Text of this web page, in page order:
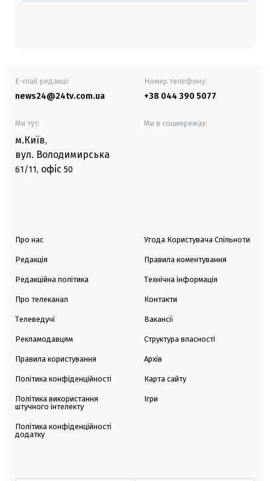
E-mail редакції
news24@24tv.com.ua
Номер телефону:
+38 044 390 5077
Ми тут:
м.Київ,
вул. Володимирська
61/11, офіс 50
Ми в соцмережах:
Про нас
Редакція
Редакційна політика
Про телеканал
Телеведучі
Рекламодавцям
Правила користування
Політика конфіденційності
Політика використання
штучного інтелекту
Політика конфіденційності
додатку
Угода Користувача Спільноти
Правила коментування
Технічна інформація
Контакти
Вакансії
Структура власності
Архів
Карта сайту
Ігри